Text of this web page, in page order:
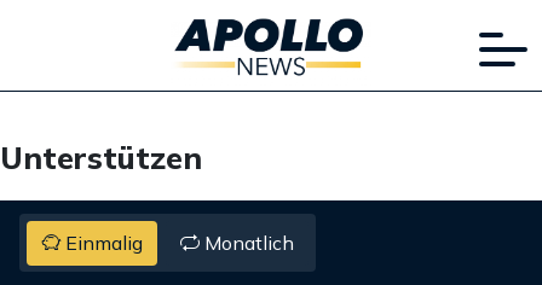
Unterstützen
Einmalig Monatlich